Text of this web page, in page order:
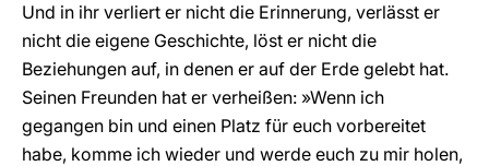
Und in ihr verliert er nicht die Erinnerung, verlässt er
nicht die eigene Geschichte, löst er nicht die
Beziehungen auf, in denen er auf der Erde gelebt hat.
Seinen Freunden hat er verheißen: »Wenn ich
gegangen bin und einen Platz für euch vorbereitet
habe, komme ich wieder und werde euch zu mir holen,